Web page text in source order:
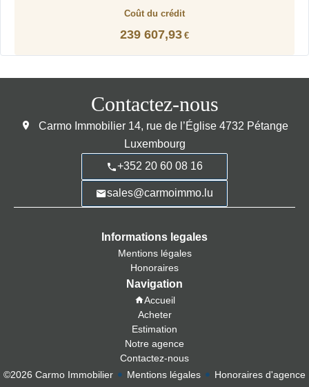
Coût du crédit
239 607,93 €
Contactez-nous
Carmo Immobilier 14, rue de l’Église 4732 Pétange
Luxembourg
+352 20 60 08 16
sales@carmoimmo.lu
Informations legales
Mentions légales
Honoraires
Navigation
Accueil
Acheter
Estimation
Notre agence
Contactez-nous
©2026 Carmo Immobilier
Mentions légales Honoraires d'agence